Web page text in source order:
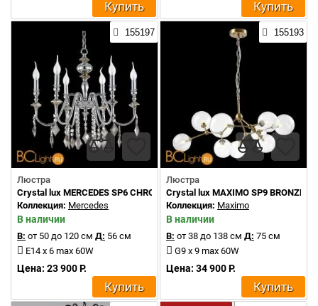
Купить Купить
155197
Люстра
Crystal lux MERCEDES SP6 CHROME/SMOKE
Коллекция: Mercedes
В наличии
В: от 50 до 120 см Д: 56 см
E14 x 6 max 60W
Цена: 23 900 Р.
Купить
155193
Люстра
Crystal lux MAXIMO SP9 BRONZE
Коллекция: Maximo
В наличии
В: от 38 до 138 см Д: 75 см
G9 x 9 max 60W
Цена: 34 900 Р.
Купить